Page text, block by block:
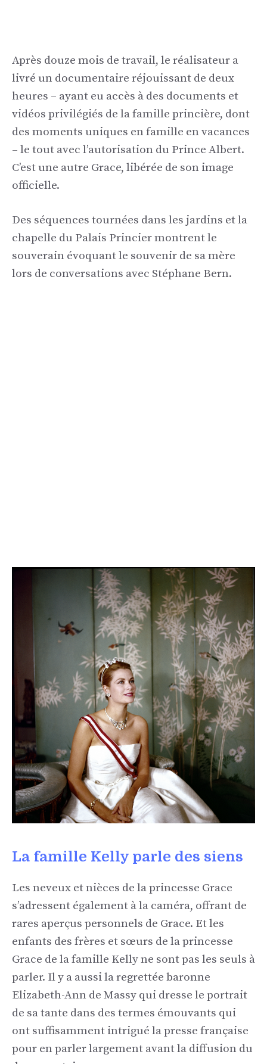
Après douze mois de travail, le réalisateur a
livré un documentaire réjouissant de deux
heures – ayant eu accès à des documents et
vidéos privilégiés de la famille princière, dont
des moments uniques en famille en vacances
– le tout avec l’autorisation du Prince Albert.
C’est une autre Grace, libérée de son image
officielle.
Des séquences tournées dans les jardins et la
chapelle du Palais Princier montrent le
souverain évoquant le souvenir de sa mère
lors de conversations avec Stéphane Bern.
La famille Kelly parle des siens
Les neveux et nièces de la princesse Grace
s’adressent également à la caméra, offrant de
rares aperçus personnels de Grace. Et les
enfants des frères et sœurs de la princesse
Grace de la famille Kelly ne sont pas les seuls à
parler. Il y a aussi la regrettée baronne
Elizabeth-Ann de Massy qui dresse le portrait
de sa tante dans des termes émouvants qui
ont suffisamment intrigué la presse française
pour en parler largement avant la diffusion du